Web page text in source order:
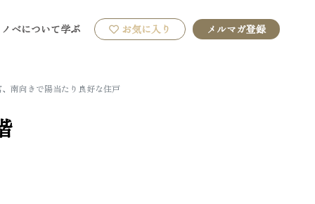
ノベについて学ぶ お気に入り メルマガ登録
南向きで陽当たり良好な住戸